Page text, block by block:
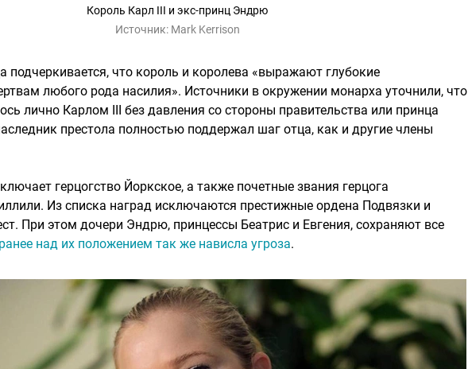
Король Карл III и экс-принц Эндрю
Источник: Mark Kerrison
подчеркивается, что король и королева «выражают глубокие
любого рода насилия». Источники в окружении монарха уточнили, что
лично Карлом III без давления со стороны правительства или принца
престола полностью поддержал шаг отца, как и другие члены
герцогство Йоркское, а также почетные звания герцога
Из списка наград исключаются престижные ордена Подвязки и
При этом дочери Эндрю, принцессы Беатрис и Евгения, сохраняют все
над их положением так же нависла угроза.